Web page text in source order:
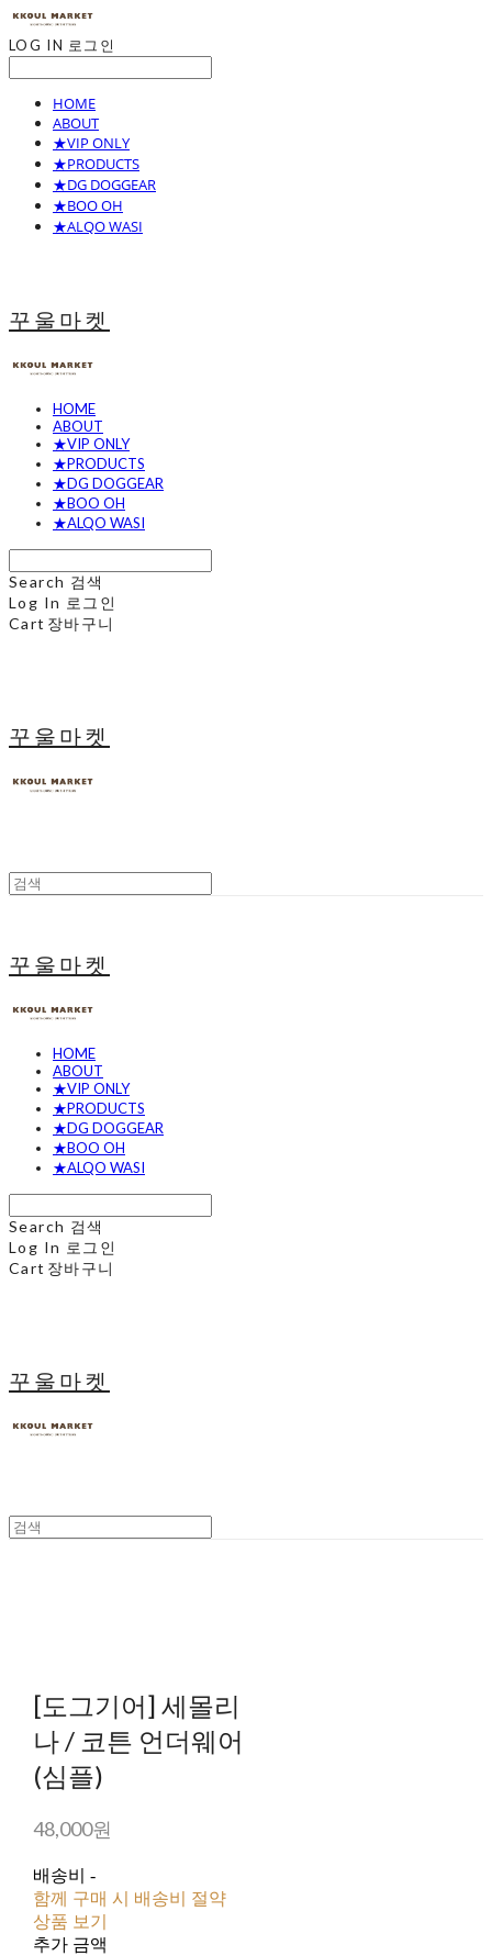
LOG IN 로그인
HOME
ABOUT
★VIP ONLY
★PRODUCTS
★DG DOGGEAR
★BOO OH
★ALQO WASI
꾸울마켓
HOME
ABOUT
★VIP ONLY
★PRODUCTS
★DG DOGGEAR
★BOO OH
★ALQO WASI
Search 검색
Log In 로그인
Cart 장바구니
꾸울마켓
꾸울마켓
HOME
ABOUT
★VIP ONLY
★PRODUCTS
★DG DOGGEAR
★BOO OH
★ALQO WASI
Search 검색
Log In 로그인
Cart 장바구니
꾸울마켓
[도그기어] 세몰리
나 / 코튼 언더웨어
(심플)
48,000원
배송비 -
함께 구매 시 배송비 절약
상품 보기
추가 금액